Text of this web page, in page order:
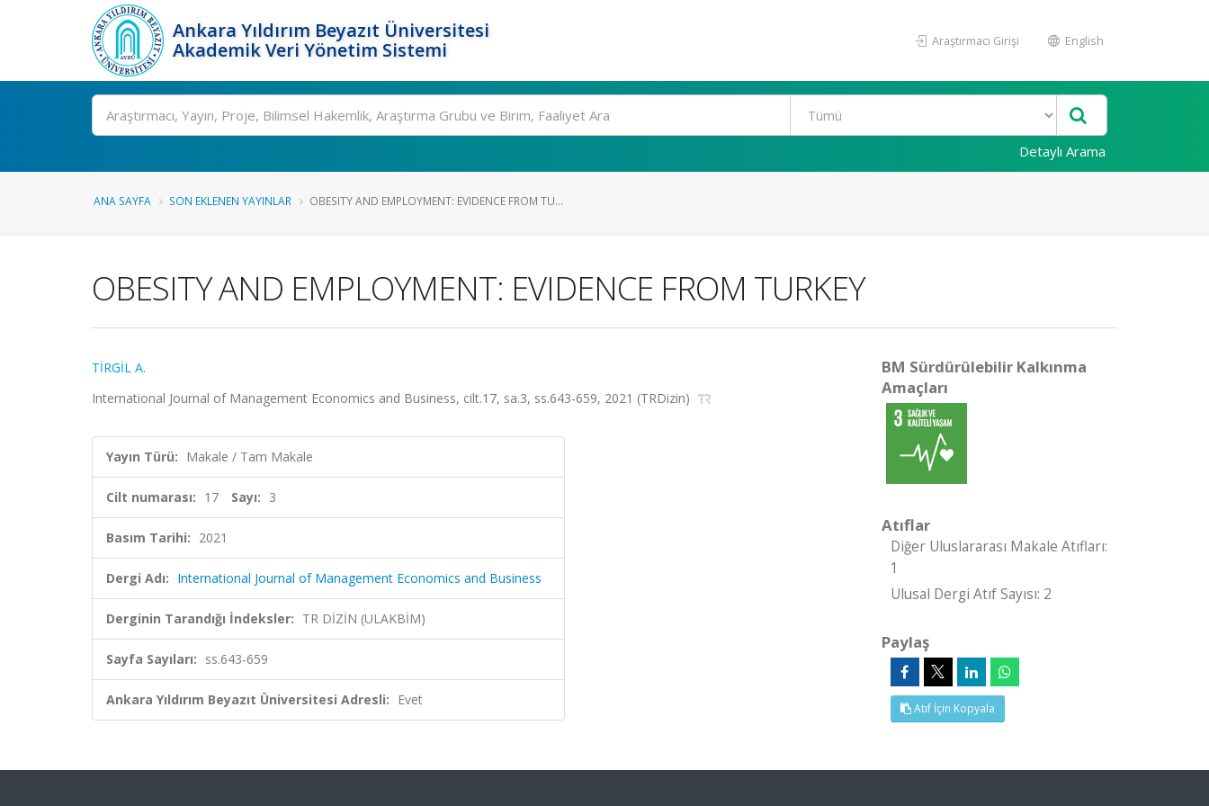
Ankara Yıldırım Beyazıt Üniversitesi
Akademik Veri Yönetim Sistemi
Araştırmacı Girişi English
Ara
Detaylı Arama
ANA SAYFA SON EKLENEN YAYINLAR OBESITY AND EMPLOYMENT: EVIDENCE FROM TU...
OBESITY AND EMPLOYMENT: EVIDENCE FROM TURKEY
TİRGİL A.
International Journal of Management Economics and Business, cilt.17, sa.3, ss.643-659, 2021 (TRDizin)
Yayın Türü: Makale / Tam Makale
Cilt numarası: 17 Sayı: 3
Basım Tarihi: 2021
Dergi Adı: International Journal of Management Economics and Business
Derginin Tarandığı İndeksler: TR DİZİN (ULAKBİM)
Sayfa Sayıları: ss.643-659
Ankara Yıldırım Beyazıt Üniversitesi Adresli: Evet
BM Sürdürülebilir Kalkınma
Amaçları
Atıflar
Diğer Uluslararası Makale Atıfları:
1
Ulusal Dergi Atıf Sayısı: 2
Paylaş
Atıf İçin Kopyala